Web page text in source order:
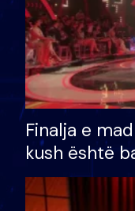
Finalja e
kush është
shtëpinë
të fituar